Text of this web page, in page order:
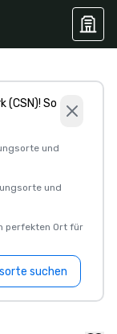
(CSN)! So
und
und
perfekten Ort für
suchen